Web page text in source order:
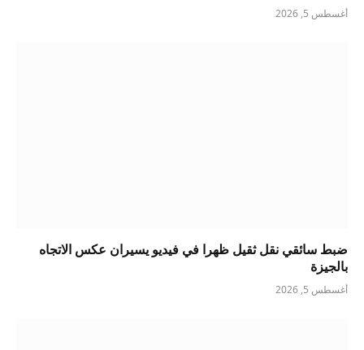
أغسطس 5, 2026
ضبط سائقي نقل ثقيل ظهرا في فيديو يسيران عكس الاتجاه
بالجيزة
أغسطس 5, 2026